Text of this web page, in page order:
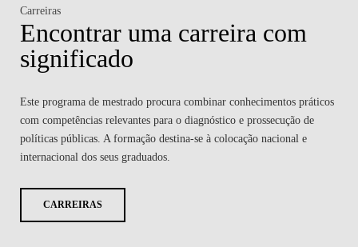
Carreiras
Encontrar uma carreira com
significado
Este programa de mestrado procura combinar conhecimentos práticos
com competências relevantes para o diagnóstico e prossecução de
políticas públicas. A formação destina-se à colocação nacional e
internacional dos seus graduados.
CARREIRAS